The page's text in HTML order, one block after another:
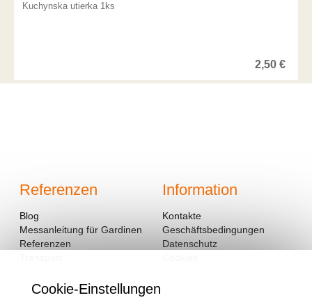
Kuchynska utierka 1ks
2,50 €
Referenzen
Blog
Messanleitung für Gardinen
Referenzen
Information
Kontakte
Geschäftsbedingungen
Datenschutz
Cookie-Einstellungen